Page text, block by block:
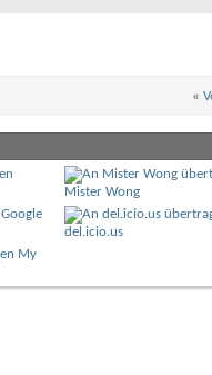
«
Mister Wong
Google
del.icio.us
My